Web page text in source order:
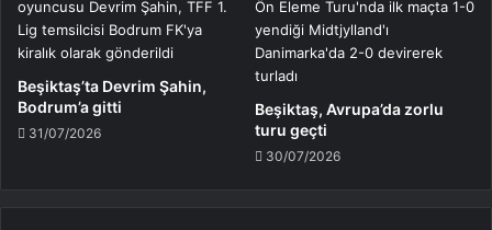
Beşiktaş’ta Devrim Şahin,
Bodrum’a gitti
31/07/2026
Beşiktaş, Avrupa’da zorlu
turu geçti
30/07/2026